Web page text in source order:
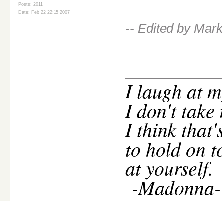
Posts: 2011
Date: Feb 22 22:15 2007
-- Edited by
Ilaugh at
I don't take
I think
to hold on
at yourself.
-Madonna-